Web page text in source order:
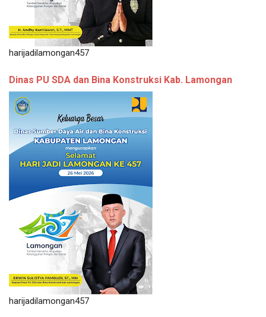
harijadilamongan457
Dinas PU SDA dan Bina Konstruksi Kab. Lamongan
harijadilamongan457